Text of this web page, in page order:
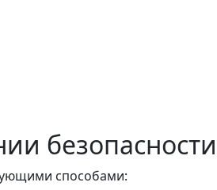
безопасности
способами: